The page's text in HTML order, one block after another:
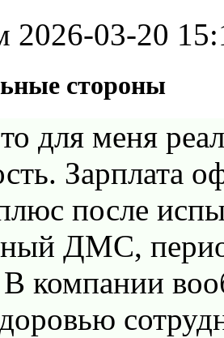
2026-03-20
стороны
для меня
Зарплата
после
ДМС,
В компании